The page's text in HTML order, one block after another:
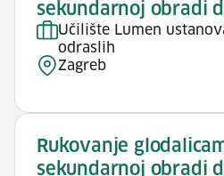
sekundarnoj obradi
Učilište Lumen
odraslih
Zagreb
Rukovanje
sekundarnoj obradi